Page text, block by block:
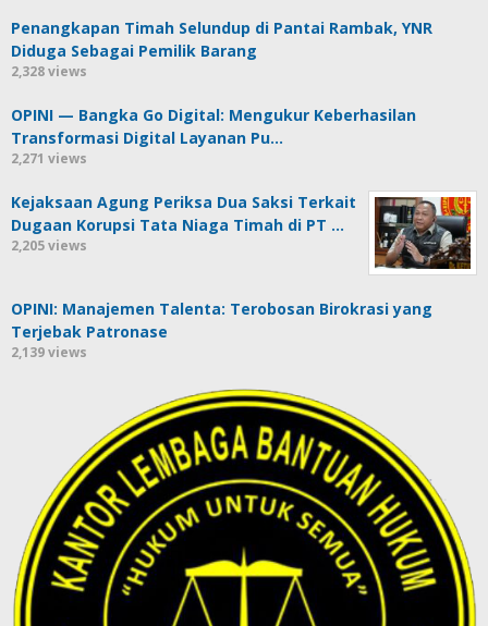
Penangkapan Timah Selundup di Pantai Rambak, YNR
Diduga Sebagai Pemilik Barang
2,328 views
OPINI — Bangka Go Digital: Mengukur Keberhasilan
Transformasi Digital Layanan Pu…
2,271 views
Kejaksaan Agung Periksa Dua Saksi Terkait
Dugaan Korupsi Tata Niaga Timah di PT …
2,205 views
OPINI: Manajemen Talenta: Terobosan Birokrasi yang
Terjebak Patronase
2,139 views